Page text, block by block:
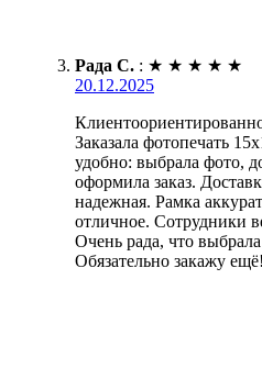
Рада С. : ★ ★ ★ ★ ★
20.12.2025
Заказала фотопечать
удобно: выбрала фото,
оформила заказ.
надежная. Рамка
отличное. Сотрудники
Очень рада, что
Обязательно закажу ещё!